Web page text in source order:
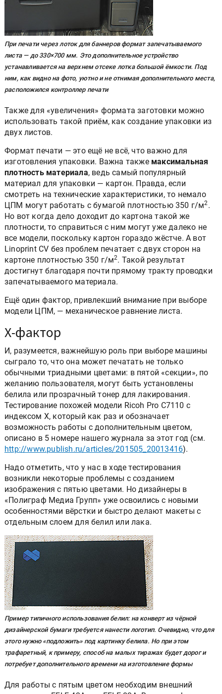
При печати через лоток для баннеров формат запечатываемого
листа — до 330×700 мм. Это дополнительное устройство
устанавливается на верхнем отсеке лотка большой ёмкости. Под
ним, как видно на фото, уютно и не отнимая дополнительного места,
расположился контроллер печати
Также для «увеличения» формата заготовки можно
использовать такой приём, как создание упаковки из
двух листов.
Формат печати — это ещё не всё, что важно для
изготовления упаковки. Важна также максимальная
плотность материала, ведь самый популярный
материал для упаковки — картон. Правда, если
смотреть на технические характеристики, то немало
ЦПМ могут работать с бумагой плотностью 350 г/м2.
Но вот когда дело доходит до картона такой же
плотности, то справиться с ним могут уже далеко не
все модели, поскольку картон гораздо жёстче. А вот
Linoprint CV без проблем печатает с двух сторон на
картоне плотностью 350 г/м2. Такой результат
достигнут благодаря почти прямому тракту проводки
запечатываемого материала.
Ещё один фактор, привлекший внимание при выборе
модели ЦПМ, — механическое равнение листа.
Х-фактор
И, разумеется, важнейшую роль при выборе машины
сыграло то, что она может печатать не только
обычными триадными цветами: в пятой «секции», по
желанию пользователя, могут быть установлены
белила или прозрачный тонер для лакирования.
Тестирование похожей модели Ricoh Pro C7110 с
индексом Х, который как раз и обозначает
возможность работы с дополнительным цветом,
описано в 5 номере нашего журнала за этот год (см.
http://www.publish.ru/articles/201505_20013416).
Надо отметить, что у нас в ходе тестирования
возникли некоторые проблемы с созданием
изображения с пятью цветами. Но дизайнеры в
«Полиграф Медиа Групп» уже освоились с новыми
особенностями вёрстки и быстро делают макеты с
отдельным слоем для белил или лака.
Пример типичного использования белил: на конверт из чёрной
дизайнерской бумаги требуется нанести логотип. Очевидно, что для
этого нужно «подложить» под картинку белила. Но при этом
трафаретный, к примеру, способ на малых тиражах будет дорог и
потребует дополнительного времени на изготовление формы
Для работы с пятым цветом необходим внешний